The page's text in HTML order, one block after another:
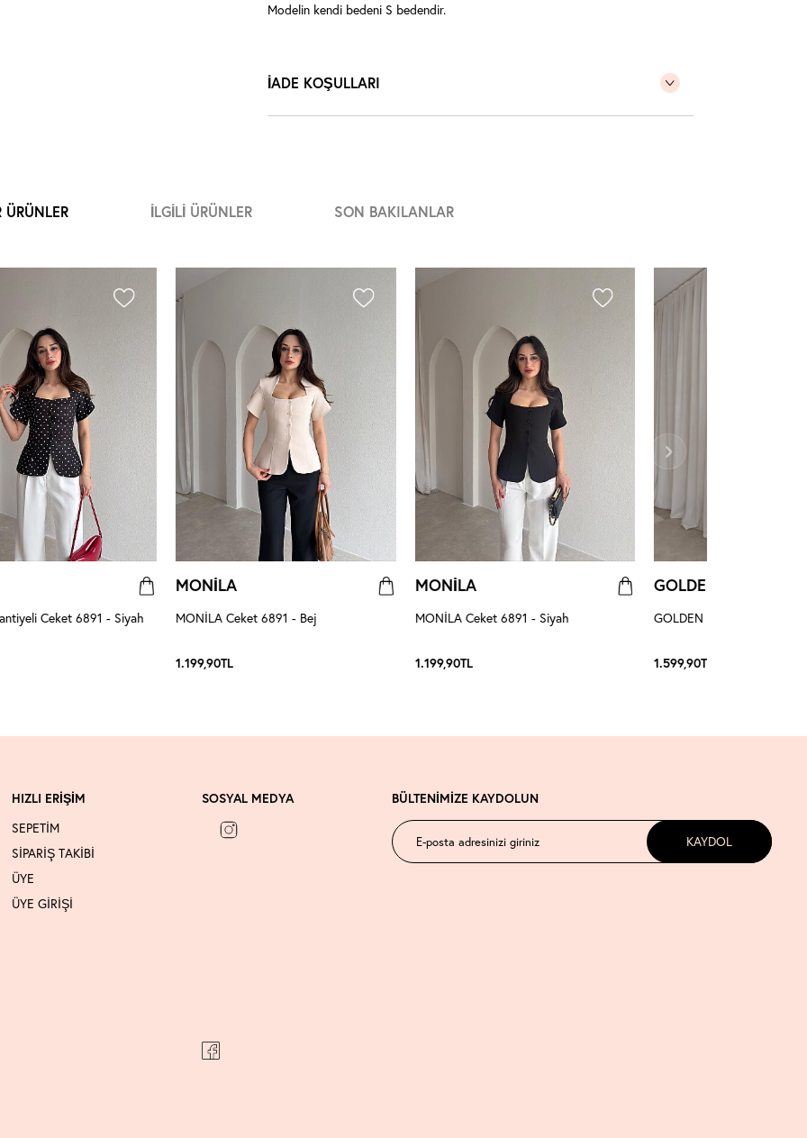
Modelin kendi bedeni S bedendir.
İADE KOŞULLARI
ÜRÜNLER İLGILI ÜRÜNLER SON BAKILANLAR
Ceket 6891 - Siyah
MONİLA
MONİLA Ceket 6891 - Bej
1.199,90TL
MONİLA
MONİLA Ceket 6891 - Siyah
1.199,90TL
GOLDEN
GOLDEN Şallı Ceket 8598
1.599,90TL
HIZLI ERİŞİM
SEPETİM
SİPARİŞ TAKİBİ
ÜYE
ÜYE GİRİŞİ
SOSYAL MEDYA BÜLTENİMİZE KAYDOLUN
KAYDOL